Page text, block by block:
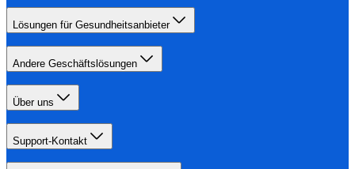
Lösungen für Gesundheitsanbieter
Andere Geschäftslösungen
Über uns
Support-Kontakt